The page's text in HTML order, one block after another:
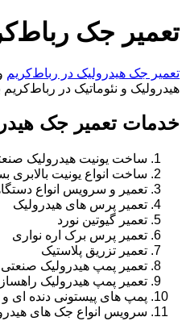
تعمیر جک
تعمیر جک هیدرولیک در رباط‌کریم
هیدرولیک و نئوماتیک در رباط‌کریم با
خدمات تعمیر جک
ساخت یونیت هیدرولیک
ساخت انواع یونیت بالابری
تعمیر و سرویس انواع
تعمیر پرس های هیدرولیک
تعمیر گیوتین نورد
تعمیر پرس برک اره نواری
تعمیر تزریق پلاستیک
تعمیر پمپ هیدرولیک صنعتی
تعمیر پمپ هیدرولیک
پمپ های پیستونی دنده ای و
سرویس انواع جک های